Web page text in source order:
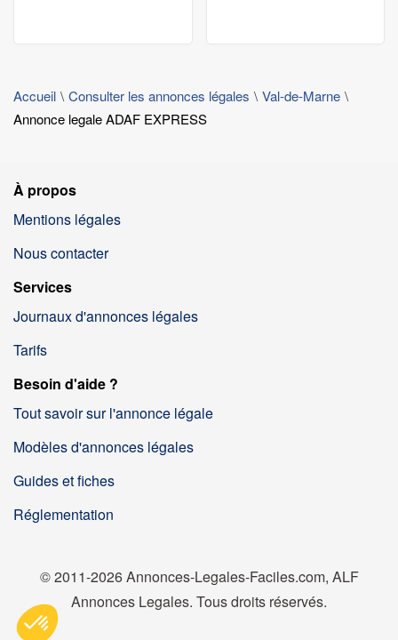
Accueil Consulter les annonces légales
Val-de-Marne
Annonce legale ADAF EXPRESS
À propos
Mentions légales
Nous contacter
Services
Journaux d'annonces légales
Tarifs
Besoin d'aide ?
Tout savoir sur l'annonce légale
Modèles d'annonces légales
Guides et fiches
Réglementation
© 2011-2026 Annonces-Legales-Faciles.com, ALF
Annonces Legales. Tous droits réservés.